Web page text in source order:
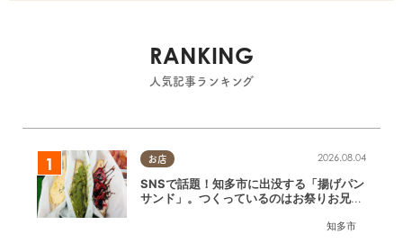
RANKING
人気記事ランキング
お店
知多市
2026.08.04
SNSで話題！知多市に出没する「揚げパン
サンド」。つくっているのはお祭りお兄さ